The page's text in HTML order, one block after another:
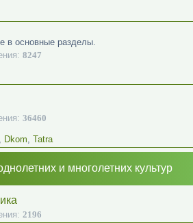
в основные разделы.
8247
36460
Dkom, Tatra
и многолетних культур
2196